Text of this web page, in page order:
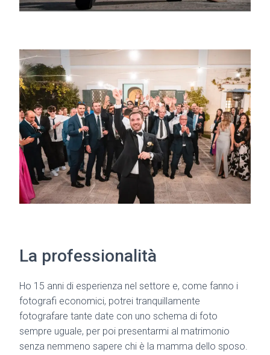
La professionalità
Ho 15 anni di esperienza nel settore e, come fanno i
fotografi economici, potrei tranquillamente
fotografare tante date con uno schema di foto
sempre uguale, per poi presentarmi al matrimonio
senza nemmeno sapere chi è la mamma dello sposo.